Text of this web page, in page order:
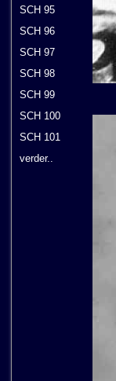
SCH 95
SCH 96
SCH 97
SCH 98
SCH 99
SCH 100
SCH 101
verder..